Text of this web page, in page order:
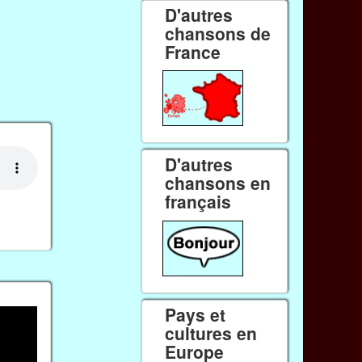
D'autres
chansons de
France
D'autres
chansons en
français
Pays et
cultures en
Europe